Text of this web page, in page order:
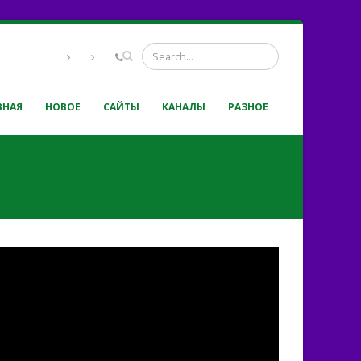
НОВОЕ САЙТЫ КАНАЛЫ РАЗНОЕ